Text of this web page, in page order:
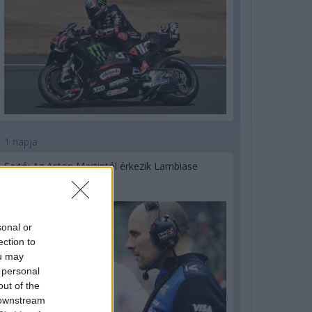
or
to
may
of the
1 napja
Sajtó: Az Aston Martintól érkezik Lambiase
utódja a Red Bullhoz?